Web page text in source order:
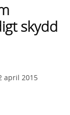
skydd
april 2015